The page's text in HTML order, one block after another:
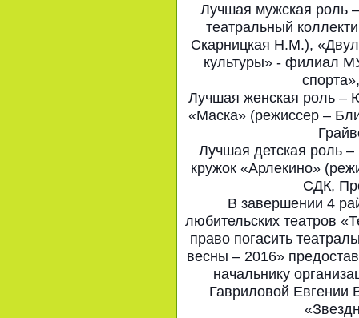
Лучшая мужская роль
театральный
Скарницкая Н.М.),
культуры» - филиал
Лучшая женская роль –
«Маска» (режиссер –
Лучшая детская роль
кружок «Арлекино»
СДК,
В завершении 4
любительских театров
право погасить
весны – 2016»
начальнику
Гавриловой